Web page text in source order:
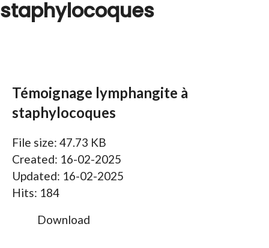
staphylocoques
Témoignage lymphangite à
staphylocoques
File size: 47.73 KB
Created: 16-02-2025
Updated: 16-02-2025
Hits: 184
Download